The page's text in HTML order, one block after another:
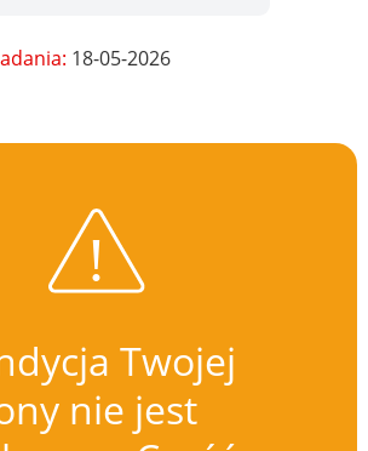
18-05-2026
Twojej
nie jest